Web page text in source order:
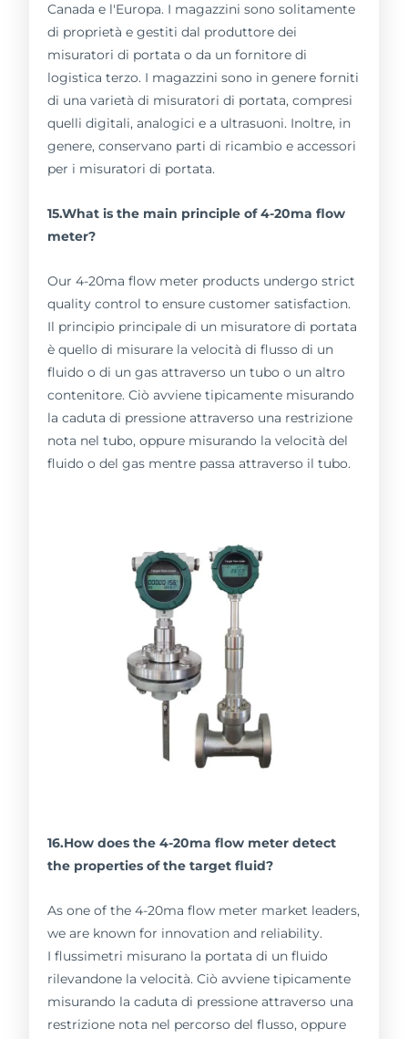
Canada e l'Europa. I magazzini sono solitamente
di proprietà e gestiti dal produttore dei
misuratori di portata o da un fornitore di
logistica terzo. I magazzini sono in genere forniti
di una varietà di misuratori di portata, compresi
quelli digitali, analogici e a ultrasuoni. Inoltre, in
genere, conservano parti di ricambio e accessori
per i misuratori di portata.
15.What is the main principle of 4-20ma flow
meter?
Our 4-20ma flow meter products undergo strict
quality control to ensure customer satisfaction.
Il principio principale di un misuratore di portata
è quello di misurare la velocità di flusso di un
fluido o di un gas attraverso un tubo o un altro
contenitore. Ciò avviene tipicamente misurando
la caduta di pressione attraverso una restrizione
nota nel tubo, oppure misurando la velocità del
fluido o del gas mentre passa attraverso il tubo.
16.How does the 4-20ma flow meter detect
the properties of the target fluid?
As one of the 4-20ma flow meter market leaders,
we are known for innovation and reliability.
I flussimetri misurano la portata di un fluido
rilevandone la velocità. Ciò avviene tipicamente
misurando la caduta di pressione attraverso una
restrizione nota nel percorso del flusso, oppure